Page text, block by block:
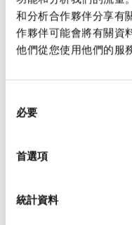
和分析合作夥伴分享有
作夥伴可能會將有關資
他們從您使用他們的服
必要
首選項
統計資料
規格
審美規範
安裝和安裝規範